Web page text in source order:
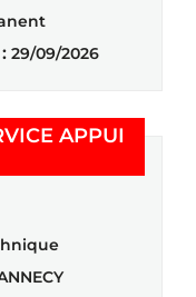
29/09/2026
APPUI
fenêtre)